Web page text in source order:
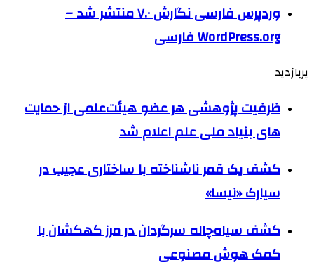
وردپرس فارسی نگارش ۷.۰ منتشر شد –
WordPress.org فارسی
پربازدید
ظرفیت پژوهشی هر عضو هیئت‌علمی از حمایت
های بنیاد ملی علم اعلام شد
کشف یک قمر ناشناخته با ساختاری عجیب در
سیارک «نیسا»
کشف سیاه‌چاله سرگردان در مرز کهکشان با
کمک هوش مصنوعی